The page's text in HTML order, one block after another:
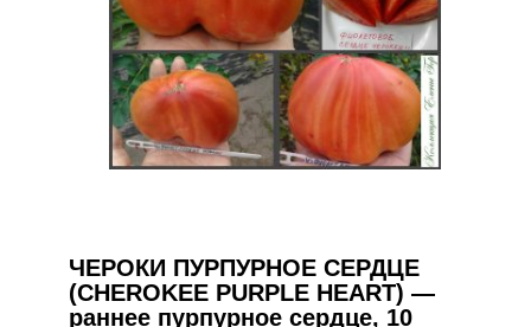
ЧЕРОКИ ПУРПУРНОЕ СЕРДЦЕ
(CHEROKEE PURPLE HEART) —
раннее пурпурное сердце, 10